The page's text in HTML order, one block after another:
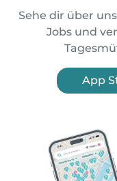
Sehe dir über
Jobs und
App